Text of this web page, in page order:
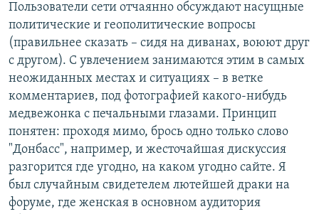
Пользователи сети отчаянно обсуждают насущные
политические и геополитические вопросы
(правильнее сказать – сидя на диванах, воюют друг
с другом). С увлечением занимаются этим в самых
неожиданных местах и ситуациях – в ветке
комментариев, под фотографией какого-нибудь
медвежонка с печальными глазами. Принцип
понятен: проходя мимо, брось одно только слово
"Донбасс", например, и жесточайшая дискуссия
разгорится где угодно, на каком угодно сайте. Я
был случайным свидетелем лютейшей драки на
форуме, где женская в основном аудитория